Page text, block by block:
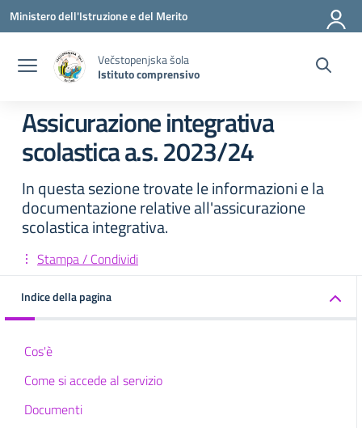
Vai ai contenuti
Vai al menu di navigazione
Vai al footer
Ministero dell'Istruzione e del Merito
Večstopenjska šola
Istituto comprensivo
Assicurazione integrativa
scolastica a.s. 2023/24
In questa sezione trovate le informazioni e la
documentazione relative all'assicurazione
scolastica integrativa.
Stampa / Condividi
Indice della pagina
Cos'è
Come si accede al servizio
Documenti